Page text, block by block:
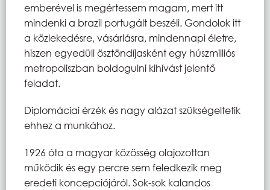
emberével is megértessem magam, mert itt
mindenki a brazil portugált beszéli. Gondolok itt
a közlekedésre, vásárlásra, mindennapi életre,
hiszen egyedüli ösztöndíjasként egy húszmilliós
metropoliszban boldogulni kihívást jelentő
feladat.
Diplomáciai érzék és nagy alázat szükségeltetik
ehhez a munkához.
1926 óta a magyar közösség olajozottan
működik és egy percre sem feledkezik meg
eredeti koncepciójáról. Sok-sok kalandos